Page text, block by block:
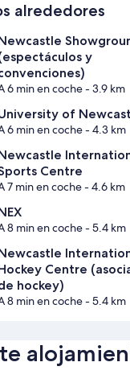
alrededores
y
6 min en coche- 3.9 km
of
6 min en coche- 4.3 km
Centre
7 min en coche- 4.6 km
8 min en coche- 5.4 km
Centre
hockey)
8 min en coche- 5.4 km